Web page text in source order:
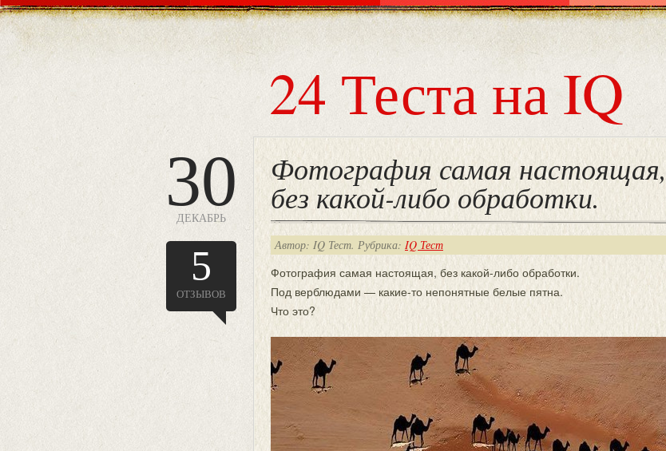
24 Теста на IQ
30
ДЕКАБРЬ
5
ОТЗЫВОВ
Фотография самая настоящая,
без какой-либо обработки.
Автор: IQ Тест. Рубрика: IQ Тест
Фотография самая настоящая, без какой-либо обработки.
Под верблюдами — какие-то непонятные белые пятна.
Что это?